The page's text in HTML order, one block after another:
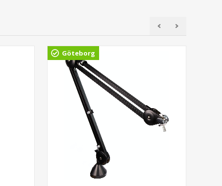
Göteborg